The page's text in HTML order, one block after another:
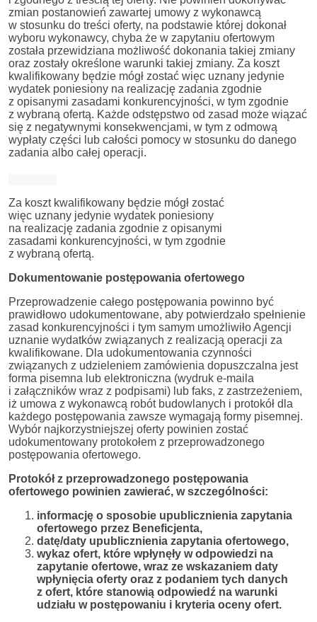
zmian postanowień zawartej umowy z wykonawcą
w stosunku do treści oferty, na podstawie której dokonał
wyboru wykonawcy, chyba że w zapytaniu ofertowym
została przewidziana możliwość dokonania takiej zmiany
oraz zostały określone warunki takiej zmiany. Za koszt
kwalifikowany będzie mógł zostać więc uznany jedynie
wydatek poniesiony na realizację zadania zgodnie
z opisanymi zasadami konkurencyjności, w tym zgodnie
z wybraną ofertą. Każde odstępstwo od zasad może wiązać
się z negatywnymi konsekwencjami, w tym z odmową
wypłaty części lub całości pomocy w stosunku do danego
zadania albo całej operacji.
Za koszt kwalifikowany będzie mógł zostać
więc uznany jedynie wydatek poniesiony
na realizację zadania zgodnie z opisanymi
zasadami konkurencyjności, w tym zgodnie
z wybraną ofertą.
Dokumentowanie postępowania ofertowego
Przeprowadzenie całego postępowania powinno być
prawidłowo udokumentowane, aby potwierdzało spełnienie
zasad konkurencyjności i tym samym umożliwiło Agencji
uznanie wydatków związanych z realizacją operacji za
kwalifikowane. Dla udokumentowania czynności
związanych z udzieleniem zamówienia dopuszczalna jest
forma pisemna lub elektroniczna (wydruk e-maila
i załączników wraz z podpisami) lub faks, z zastrzeżeniem,
iż umowa z wykonawcą robót budowlanych i protokół dla
każdego postępowania zawsze wymagają formy pisemnej.
Wybór najkorzystniejszej oferty powinien zostać
udokumentowany protokołem z przeprowadzonego
postępowania ofertowego.
Protokół z przeprowadzonego postępowania
ofertowego powinien zawierać, w szczególności:
informację o sposobie upublicznienia zapytania
ofertowego przez Beneficjenta,
datę/daty upublicznienia zapytania ofertowego,
wykaz ofert, które wpłynęły w odpowiedzi na
zapytanie ofertowe, wraz ze wskazaniem daty
wpłynięcia oferty oraz z podaniem tych danych
z ofert, które stanowią odpowiedź na warunki
udziału w postępowaniu i kryteria oceny ofert.